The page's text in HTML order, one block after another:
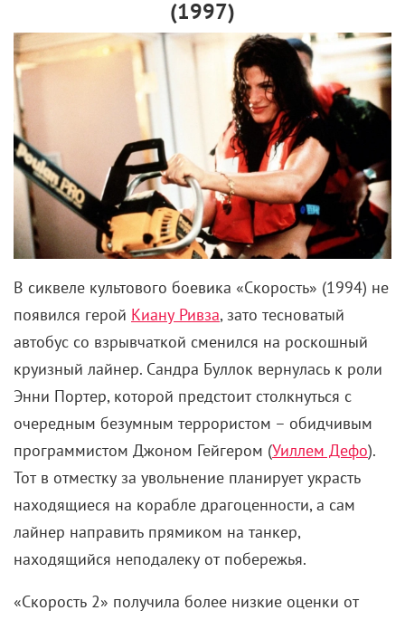
В сиквеле культового боевика «Скорость» (1994) не
появился герой
Киану Ривза, зато тесноватый
автобус со взрывчаткой сменился на роскошный
круизный лайнер. Сандра Буллок вернулась к роли
Энни Портер, которой предстоит столкнуться с
очередным безумным террористом – обидчивым
программистом Джоном Гейгером (Уиллем Дефо).
Тот в отместку за увольнение планирует украсть
находящиеся на корабле драгоценности, а сам
лайнер направить прямиком на танкер,
находящийся неподалеку от побережья.
«Скорость 2» получила более низкие оценки от
критиков в отличие от оригинала. Но зато вошла в
историю как фильм содной из самых дорогих сцен
Речь идет об эпизоде, где корабль несется в